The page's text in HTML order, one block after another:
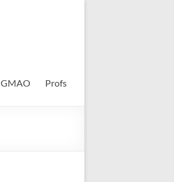
GMAO Profs